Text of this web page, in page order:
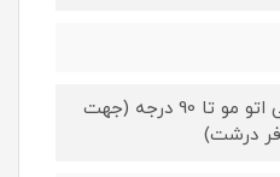
گرم شدن صفحات پشتی اتو مو تا 90 درجه (جهت
فر درشت)